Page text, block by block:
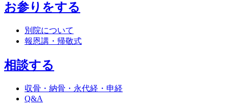
お参りをする
別院について
報恩講・帰敬式
相談する
収骨・納骨・永代経・申経
Q&A